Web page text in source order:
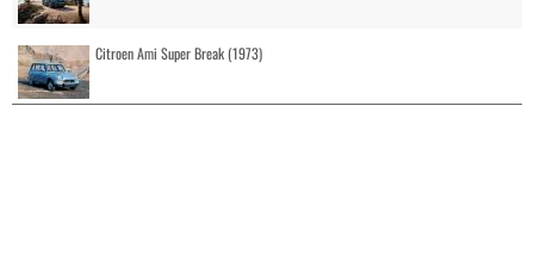
Citroen Ami Super Break (1973)